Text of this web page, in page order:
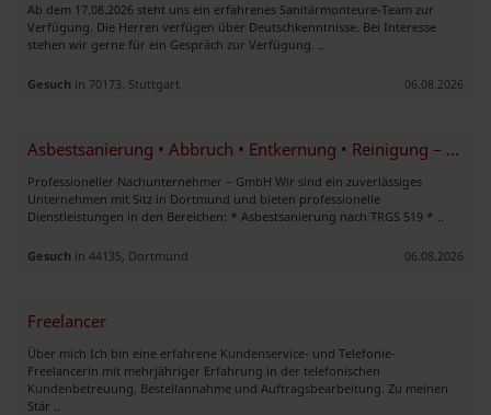
Ab dem 17.08.2026 steht uns ein erfahrenes Sanitärmonteure-Team zur
Verfügung. Die Herren verfügen über Deutschkenntnisse. Bei Interesse
stehen wir gerne für ein Gespräch zur Verfügung. ..
Gesuch in 70173, Stuttgart 06.08.2026
Asbestsanierung • Abbruch • Entkernung • Reinigung – Zuverlässiger
Professioneller Nachunternehmer – GmbH Wir sind ein zuverlässiges
Unternehmen mit Sitz in Dortmund und bieten professionelle
Dienstleistungen in den Bereichen: * Asbestsanierung nach TRGS 519 * ..
Gesuch in 44135, Dortmund 06.08.2026
Freelancer
Über mich Ich bin eine erfahrene Kundenservice- und Telefonie-
Freelancerin mit mehrjähriger Erfahrung in der telefonischen
Kundenbetreuung, Bestellannahme und Auftragsbearbeitung. Zu meinen
Stär ..